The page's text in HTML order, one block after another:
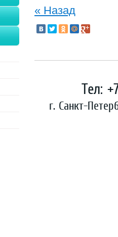
« Назад
Тел:
г. Санкт-